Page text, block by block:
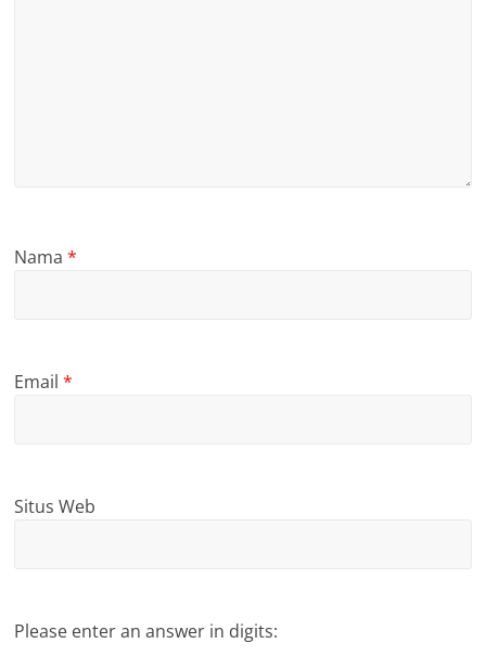
Nama*
Email*
Situs Web
Please enter an answer in digits: